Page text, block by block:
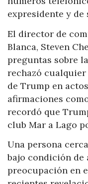
expresidente y de
El director de
Blanca, Steven
preguntas sobre
rechazó
de Trump en
afirmaciones
recordó que
club Mar a Lago
Una persona
bajo condición de
preocupación en